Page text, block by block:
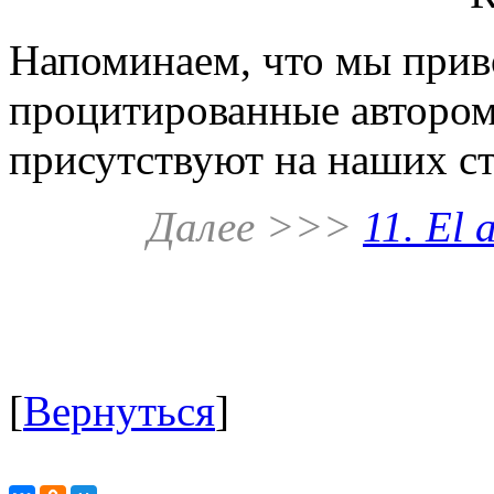
Напоминаем, что мы
процитированные
присутствуют на наших
Далее >>> 11. El
[Вернуться]